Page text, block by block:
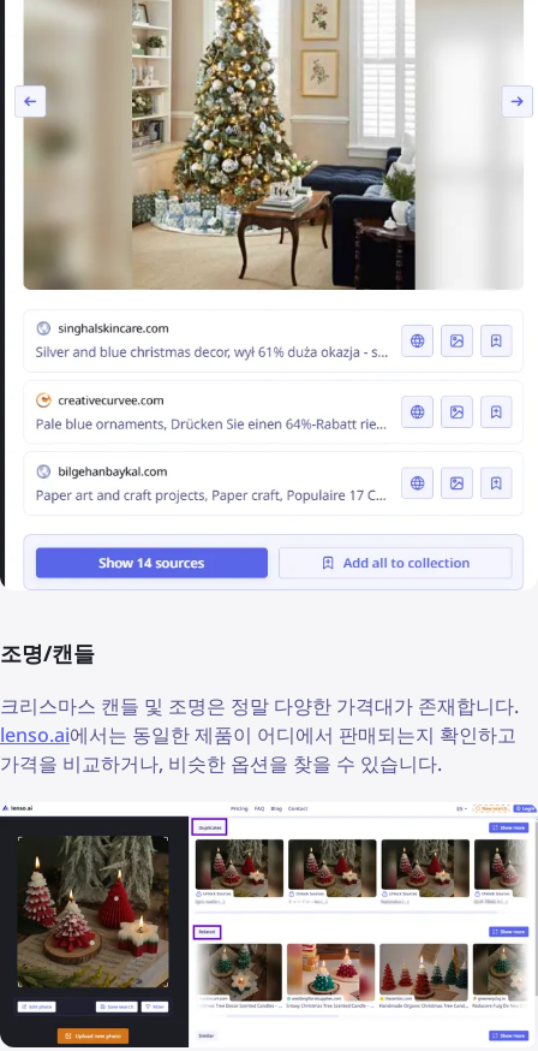
조명/캔들
크리스마스 캔들 및 조명은 정말 다양한 가격대가 존재합니다.
lenso.ai에서는 동일한 제품이 어디에서 판매되는지 확인하고
가격을 비교하거나, 비슷한 옵션을 찾을 수 있습니다.